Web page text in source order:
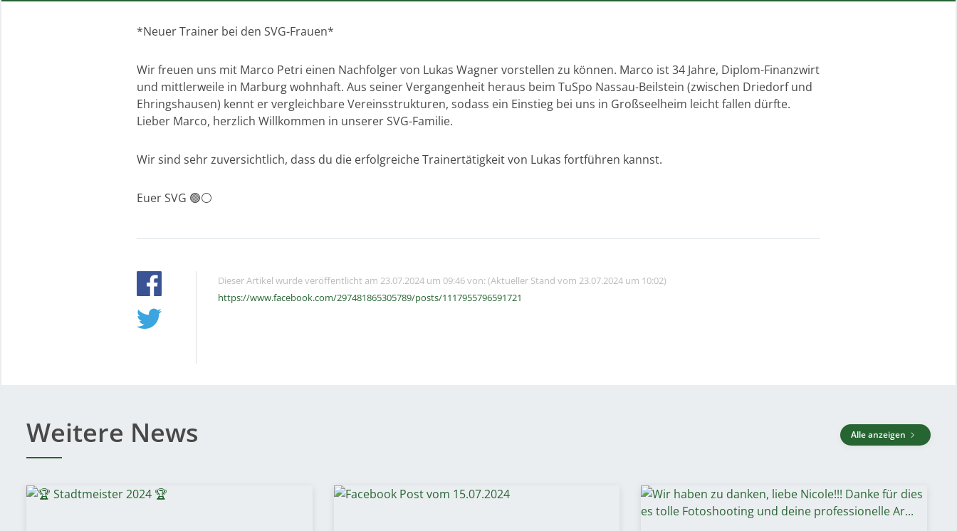
*Neuer Trainer bei den SVG-Frauen*
Wir freuen uns mit Marco Petri einen Nachfolger von Lukas Wagner vorstellen zu können. Marco ist 34 Jahre, Diplom-Finanzwirt
und mittlerweile in Marburg wohnhaft. Aus seiner Vergangenheit heraus beim TuSpo Nassau-Beilstein (zwischen Driedorf und
Ehringshausen) kennt er vergleichbare Vereinsstrukturen, sodass ein Einstieg bei uns in Großseelheim leicht fallen dürfte.
Lieber Marco, herzlich Willkommen in unserer SVG-Familie.
Wir sind sehr zuversichtlich, dass du die erfolgreiche Trainertätigkeit von Lukas fortführen kannst.
Euer SVG 🟢⚪️
Dieser Artikel wurde veröffentlicht am 23.07.2024 um 09:46 von: (Aktueller Stand vom 23.07.2024 um 10:02)
https://www.facebook.com/297481865305789/posts/1117955796591721
Weitere News Alle anzeigen